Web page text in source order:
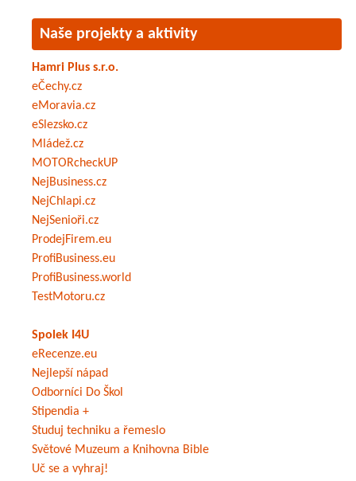
Naše projekty a aktivity
Hamri Plus s.r.o.
eČechy.cz
eMoravia.cz
eSlezsko.cz
Mládež.cz
MOTORcheckUP
NejBusiness.cz
NejChlapi.cz
NejSenioři.cz
ProdejFirem.eu
ProfiBusiness.eu
ProfiBusiness.world
TestMotoru.cz
Spolek I4U
eRecenze.eu
Nejlepší nápad
Odborníci Do Škol
Stipendia +
Studuj techniku a řemeslo
Světové Muzeum a Knihovna Bible
Uč se a vyhraj!